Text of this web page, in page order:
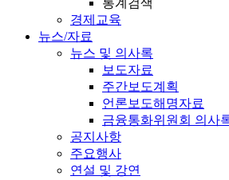
경제교육
뉴스/자료
뉴스 및 의사록
보도자료
주간보도계획
언론보도해명자료
금융통화위원회 의사
공지사항
주요행사
연설 및 강연